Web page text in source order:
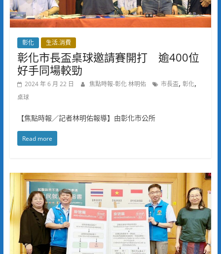
彰化 生活.消費
彰化市長盃桌球邀請賽開打 逾400位
好手同場較勁
2024 年 6 月 22 日 焦點時報-彰化 林明佑 市長盃, 彰化,
桌球
【焦點時報／記者林明佑報導】由彰化市公所
Read more